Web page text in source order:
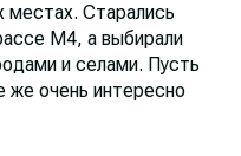
местах. Старались
М4, а выбирали
и селами. Пусть
же очень интересно